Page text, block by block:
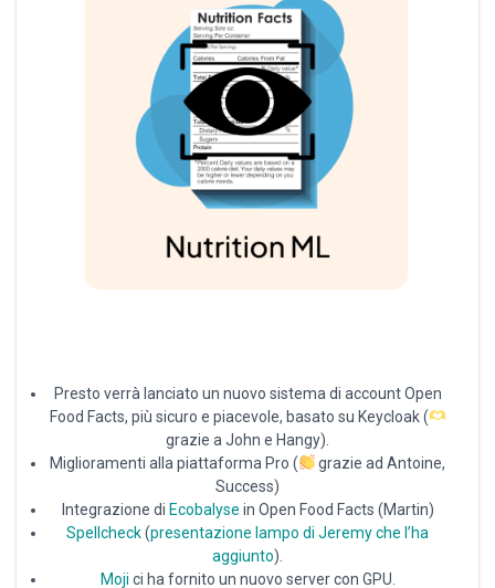
Presto verrà lanciato un nuovo sistema di account Open
Food Facts, più sicuro e piacevole, basato su Keycloak (
grazie a John e Hangy).
Miglioramenti alla piattaforma Pro (
grazie ad Antoine,
Success)
Integrazione di Ecobalyse in Open Food Facts (Martin)
Spellcheck(presentazione lampo di Jeremy che l’ha
aggiunto).
Moji ci ha fornito un nuovo server con GPU.